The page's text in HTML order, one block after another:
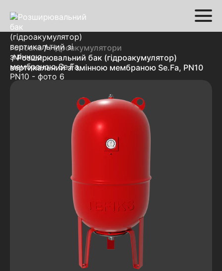
Головна/Гідроакумулятори
/ Розширювальний бак (гідроакумулятор)
вертикальний зі змінною мембраною Se.Fa, PN10